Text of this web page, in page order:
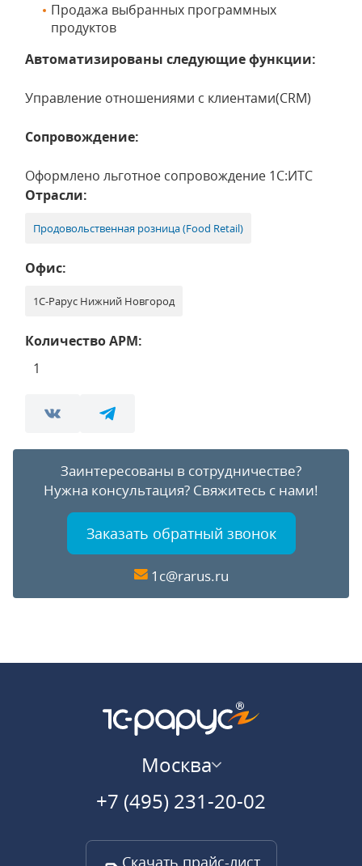
Продажа выбранных программных
продуктов
Автоматизированы следующие функции:
Управление отношениями с клиентами(CRM)
Сопровождение:
Оформлено льготное сопровождение 1С:ИТС
Отрасли:
Продовольственная розница (Food Retail)
Офис:
1С-Рарус Нижний Новгород
Количество АРМ:
1
Заинтересованы в сотрудничестве?
Нужна консультация? Свяжитесь с нами!
Заказать обратный звонок
1c@rarus.ru
Москва
+7 (495) 231-20-02
Скачать прайс-лист